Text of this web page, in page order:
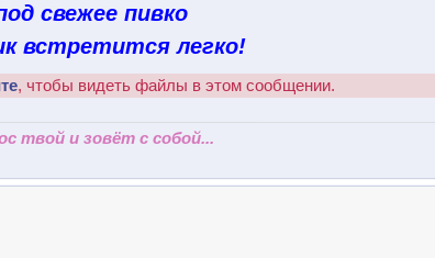
свежее пивко
встретится легко!
, чтобы видеть файлы в этом сообщении.
твой и зовёт с собой...